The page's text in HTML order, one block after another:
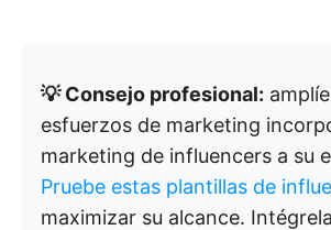
💡 Consejo profesional:
esfuerzos de marketing
marketing de influencers a su
Pruebe estas plantillas de
maximizar su alcance.